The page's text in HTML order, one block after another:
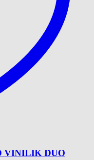
DUO